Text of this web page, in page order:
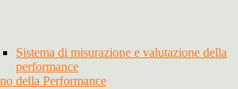
Sistema di misurazione e valutazione della
performance
della Performance